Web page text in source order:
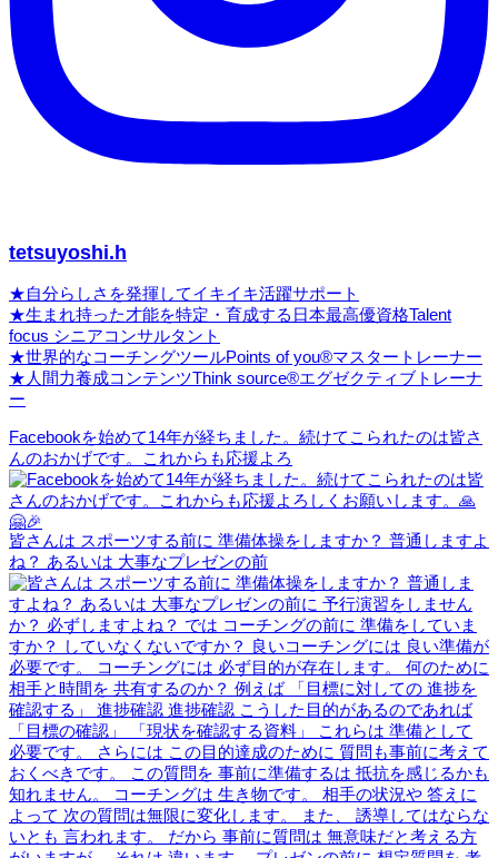
tetsuyoshi.h
★自分らしさを発揮してイキイキ活躍サポート
★生まれ持った才能を特定・育成する日本最高優資格Talent
focus シニアコンサルタント
★世界的なコーチングツールPoints of you®マスタートレーナー
★人間力養成コンテンツThink source®エグゼクティブトレーナ
ー
Facebookを始めて14年が経ちました。続けてこられたのは皆さ
んのおかげです。これからも応援よろ
皆さんは スポーツする前に 準備体操をしますか？ 普通しますよ
ね？ あるいは 大事なプレゼンの前